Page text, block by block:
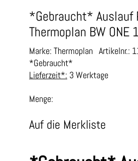
*Gebraucht* Auslauf
Thermoplan BW ONE
Marke: Thermoplan Artikelnr.:
*Gebraucht*
Lieferzeit*: 3 Werktage
Menge:
Auf die Merkliste